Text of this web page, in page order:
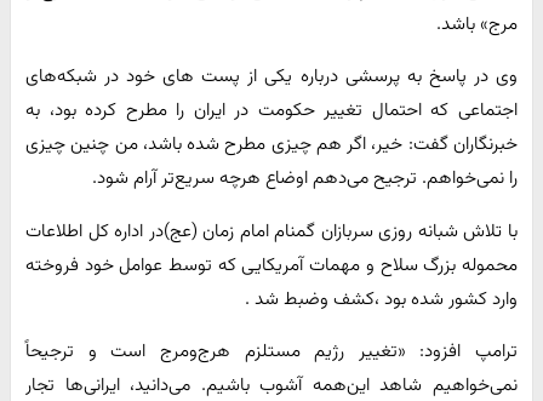
مرج» باشد.
وی در پاسخ به پرسشی درباره یکی از پست های خود در شبکه‌های
اجتماعی که احتمال تغییر حکومت در ایران را مطرح کرده بود، به
خبرنگاران گفت: خیر، اگر هم چیزی مطرح شده باشد، من چنین چیزی
را نمی‌خواهم. ترجیح می‌دهم اوضاع هرچه سریع‌تر آرام شود.
با تلاش شبانه روزی سربازان گمنام امام زمان (عج)در اداره کل اطلاعات
محموله بزرگ سلاح و مهمات آمریکایی که توسط عوامل خود فروخته
وارد کشور شده بود ،کشف وضبط شد .
ترامپ افزود: «تغییر رژیم مستلزم هرج‌ومرج است و ترجیحاً
نمی‌خواهیم شاهد این‌همه آشوب باشیم. می‌دانید، ایرانی‌ها تجار